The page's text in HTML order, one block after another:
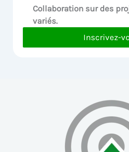
Collaboration sur des
variés.
Inscrivez-